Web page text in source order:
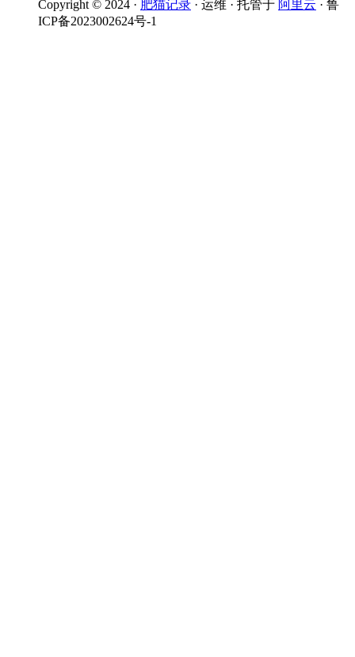
Copyright © 2024 · 肥猫记录 · 运维 · 托管于 阿里云 · 鲁
ICP备2023002624号-1